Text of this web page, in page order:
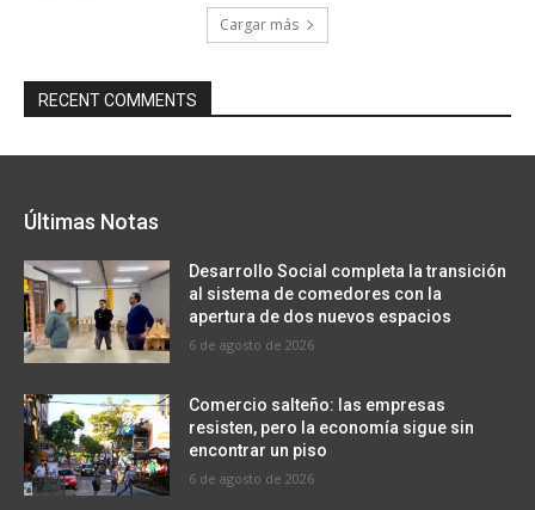
Cargar más
RECENT COMMENTS
Últimas Notas
Desarrollo Social completa la transición
al sistema de comedores con la
apertura de dos nuevos espacios
6 de agosto de 2026
Comercio salteño: las empresas
resisten, pero la economía sigue sin
encontrar un piso
6 de agosto de 2026